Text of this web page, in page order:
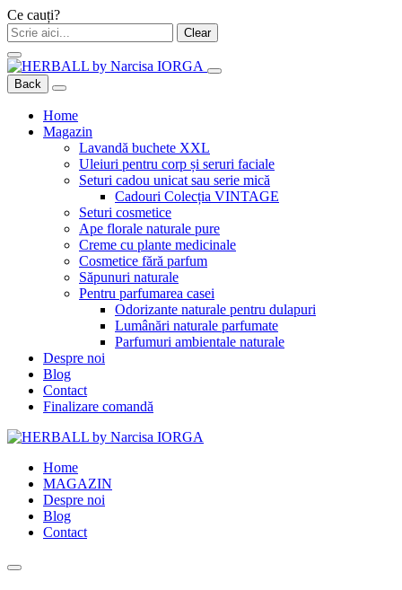
Ce cauți?
Clear
Back
Home
Magazin
Lavandă buchete XXL
Uleiuri pentru corp și seruri faciale
Seturi cadou unicat sau serie mică
Cadouri Colecția VINTAGE
Seturi cosmetice
Ape florale naturale pure
Creme cu plante medicinale
Cosmetice fără parfum
Săpunuri naturale
Pentru parfumarea casei
Odorizante naturale pentru dulapuri
Lumânări naturale parfumate
Parfumuri ambientale naturale
Despre noi
Blog
Contact
Finalizare comandă
Home
MAGAZIN
Despre noi
Blog
Contact